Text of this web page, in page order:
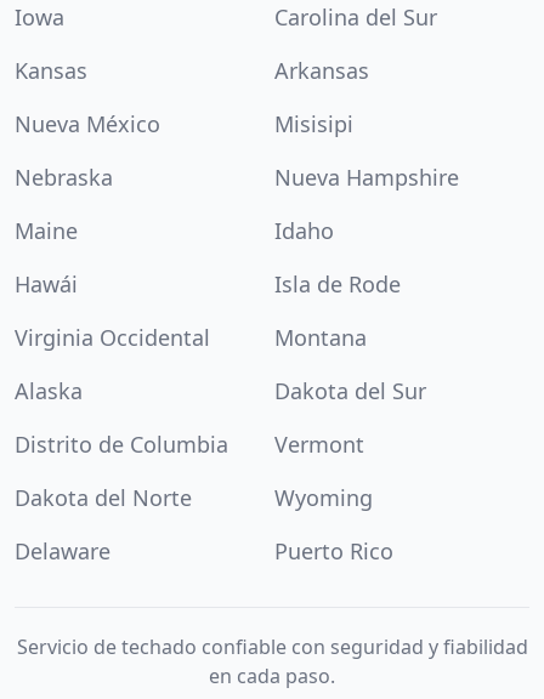
Iowa
Carolina del Sur
Kansas
Arkansas
Nueva México
Misisipi
Nebraska
Nueva Hampshire
Maine
Idaho
Hawái
Isla de Rode
Virginia Occidental
Montana
Alaska
Dakota del Sur
Distrito de Columbia
Vermont
Dakota del Norte
Wyoming
Delaware
Puerto Rico
Servicio de techado confiable con seguridad y fiabilidad
en cada paso.